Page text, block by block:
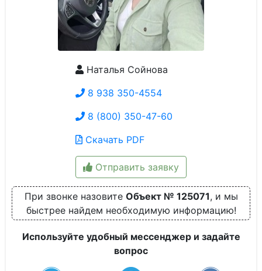
Наталья Сойнова
8 938 350-4554
8 (800) 350-47-60
Скачать PDF
Отправить заявку
При звонке назовите Объект № 125071, и мы
быстрее найдем необходимую информацию!
Используйте удобный мессенджер и задайте
вопрос